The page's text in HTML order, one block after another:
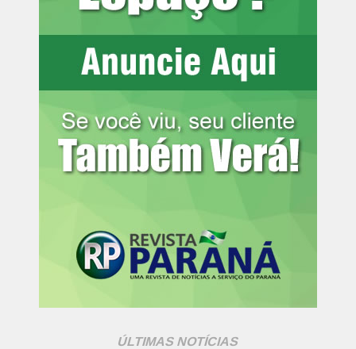
Medina tabelou com Arthur Cabral, invadiu a área e bateu
para fora. Em seguida, o volante completou cruzamento
Atlético-MG e Remo ficam no empate em 2 a 2 no
Leia mais: Cuiabá pega o Red Bull
Bragantino na Arena Pantanal pela 2ª
rodada do Brasileirão
de falta próxima à área, Alex Telles bateu com precisão. A
bola tocou no travessão antes de entrar no ângulo de
Fábio, em um belo gol para colocar a equipe da casa em
vantagem antes do intervalo.
ÚLTIMAS NOTÍCIAS